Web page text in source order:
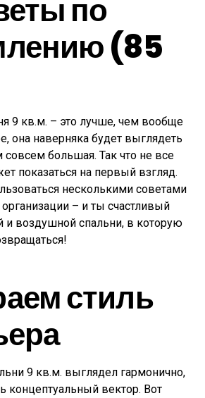
по
(85
9 кв.м. – это лучше, чем вообще
она наверняка будет выглядеть
большая. Так что не все
показаться на первый взгляд.
несколькими советами
– и ты счастливый
и воздушной спальни, в которую
стиль
9 кв.м. выглядел гармонично,
концептуальный вектор. Вот